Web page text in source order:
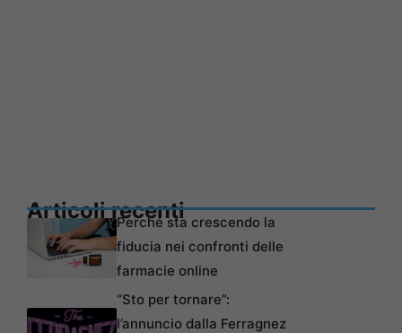
Articoli recentiPerché sta crescendo la
fiducia nei confronti delle
farmacie online
“Sto per tornare”:
l’annuncio dalla Ferragnez